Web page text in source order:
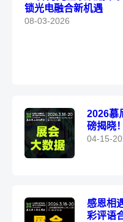
锁光电融合新机遇
08-03-2026
2026慕
磅揭晓！
04-15-
感恩相
彩评语